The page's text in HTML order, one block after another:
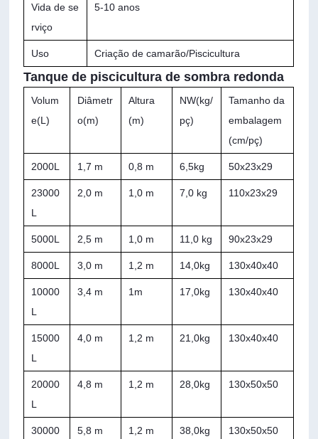
Vida de se
rviço
5-10 anos
Uso Criação de camarão/Piscicultura
Tanque de piscicultura de sombra redonda
Volum
e(L)
Diâmetr
o(m)
Altura
(m)
NW(kg/
pç)
Tamanho da
embalagem
(cm/pç)
2000L 1,7 m 0,8 m 6,5kg 50x23x29
23000
L
2,0 m 1,0 m 7,0 kg 110x23x29
5000L 2,5 m 1,0 m 11,0 kg 90x23x29
8000L 3,0 m 1,2 m 14,0kg 130x40x40
10000
L
3,4 m 1m 17,0kg 130x40x40
15000
L
4,0 m 1,2 m 21,0kg 130x40x40
20000
L
4,8 m 1,2 m 28,0kg 130x50x50
30000
5,8 m 1,2 m 38,0kg 130x50x50